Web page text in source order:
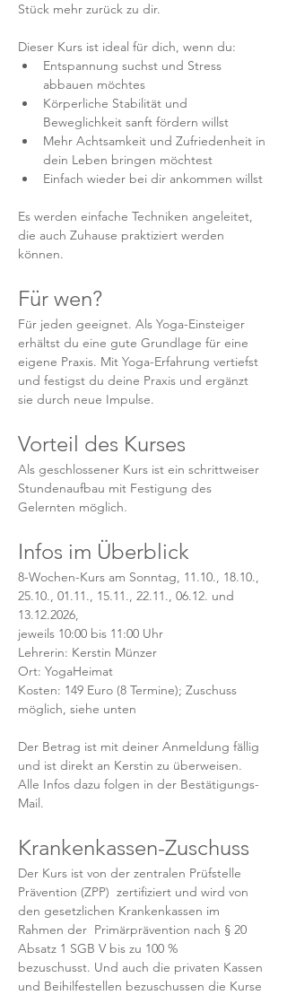
Stück mehr zurück zu dir.
Dieser Kurs ist ideal für dich, wenn du:
Entspannung suchst und Stress
abbauen möchtes
Körperliche Stabilität und
Beweglichkeit sanft fördern willst
Mehr Achtsamkeit und Zufriedenheit in
dein Leben bringen möchtest
Einfach wieder bei dir ankommen willst
Es werden einfache Techniken angeleitet,
die auch Zuhause praktiziert werden
können.
Für wen?
Für jeden geeignet. Als Yoga-Einsteiger
erhältst du eine gute Grundlage für eine
eigene Praxis. Mit Yoga-Erfahrung vertiefst
und festigst du deine Praxis und ergänzt
sie durch neue Impulse.
Vorteil des Kurses
Als geschlossener Kurs ist ein schrittweiser
Stundenaufbau mit Festigung des
Gelernten möglich.
Infos im Überblick
8-Wochen-Kurs am Sonntag, 11.10., 18.10.,
25.10., 01.11., 15.11., 22.11., 06.12. und
13.12.2026,
jeweils 10:00 bis 11:00 Uhr
Lehrerin: Kerstin Münzer
Ort: YogaHeimat
Kosten: 149 Euro (8 Termine); Zuschuss
möglich, siehe unten
Der Betrag ist mit deiner Anmeldung fällig
und ist direkt an Kerstin zu überweisen.
Alle Infos dazu folgen in der Bestätigungs-
Mail.
Krankenkassen-Zuschuss
Der Kurs ist von der zentralen Prüfstelle
Prävention (ZPP)  zertifiziert und wird von
den gesetzlichen Krankenkassen im
Rahmen der  Primärprävention nach § 20
Absatz 1 SGB V bis zu 100 %
bezuschusst. Und auch die privaten Kassen
und Beihilfestellen bezuschussen die Kurse